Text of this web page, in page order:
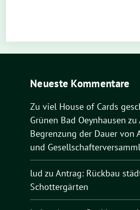
Neueste Kommentare
Zu viel House of Cards
Grünen Bad Oeynhausen zu
Begrenzung der Dauer von
und
lud zu Antrag: Rückbau
Schottergärten